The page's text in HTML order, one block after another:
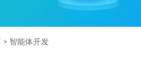
> 智能体开发